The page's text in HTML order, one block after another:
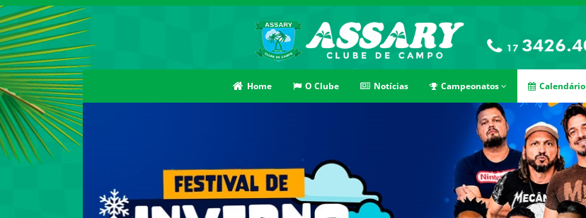
Home O Clube Notícias Campeonatos Calendário